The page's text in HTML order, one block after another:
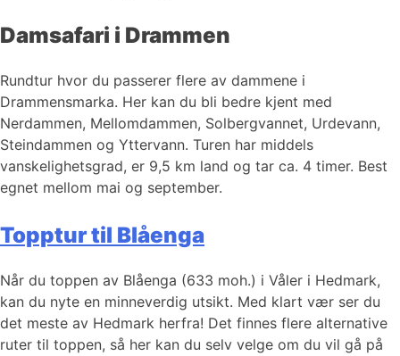
Damsafari i Drammen
Rundtur hvor du passerer flere av dammene i
Drammensmarka. Her kan du bli bedre kjent med
Nerdammen, Mellomdammen, Solbergvannet, Urdevann,
Steindammen og Yttervann. Turen har middels
vanskelighetsgrad, er 9,5 km land og tar ca. 4 timer. Best
egnet mellom mai og september.
Topptur til Blåenga
Når du toppen av Blåenga (633 moh.) i Våler i Hedmark,
kan du nyte en minneverdig utsikt. Med klart vær ser du
det meste av Hedmark herfra! Det finnes flere alternative
ruter til toppen, så her kan du selv velge om du vil gå på